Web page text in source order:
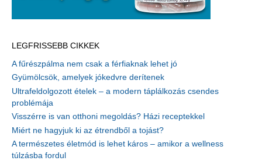
LEGFRISSEBB CIKKEK
A fűrészpálma nem csak a férfiaknak lehet jó
Gyümölcsök, amelyek jókedvre derítenek
Ultrafeldolgozott ételek – a modern táplálkozás csendes
problémája
Visszérre is van otthoni megoldás? Házi receptekkel
Miért ne hagyjuk ki az étrendből a tojást?
A természetes életmód is lehet káros – amikor a wellness
túlzásba fordul